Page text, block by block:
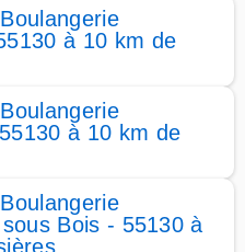
à 10 km de
à 10 km de
Bois - 55130 à